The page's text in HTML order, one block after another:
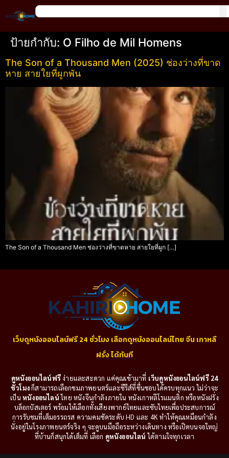
ป้ายกำกับ: O Filho de Mil Homens
The Son of a Thousand Men (2025) ช่องว่างที่ขาด
หาย สายใยที่ผูกพัน
The Son of a Thousand Men ช่องว่างที่ขาดหาย สายใยที่ผูก […]
เว็บดูหนังออนไลน์ฟรี 24 ชั่วโมง เลือกดูหนังออนไลน์ไทย จีน เกาหลี
ฝรั่ง ได้ทันที
ดูหนังออนไลน์ฟรีง่ายและสะดวก แค่คุณเข้ามาที่ เว็บดูหนังออนไลน์ฟรี 24
ชั่วโมงก็สามารถเลือกชมภาพยนตร์และซีรีส์ที่ชื่นชอบได้ครบทุกแนว ไม่ว่าจะ
เป็นหนังออนไลน์ไทย หนังจีนกำลังภายใน หนังเกาหลีโรแมนติก หรือหนังฝรั่ง
บล็อกบัสเตอร์ พร้อมให้เลือกทั้งเสียงพากย์ไทยและซับไทยเพื่อประสบการณ์
การรับชมที่เต็มอรรถรส ความคมชัดระดับ HD และ 4K ทำให้คุณเหมือนกำลัง
นั่งอยู่ในโรงภาพยนตร์จริง ๆ จะดูบนมือถือระหว่างเดินทาง หรือเปิดบนจอใหญ่
ที่บ้านก็สนุกได้เต็มที่ เลือก ดูหนังออนไลน์ ได้ตามใจทุกเวลา